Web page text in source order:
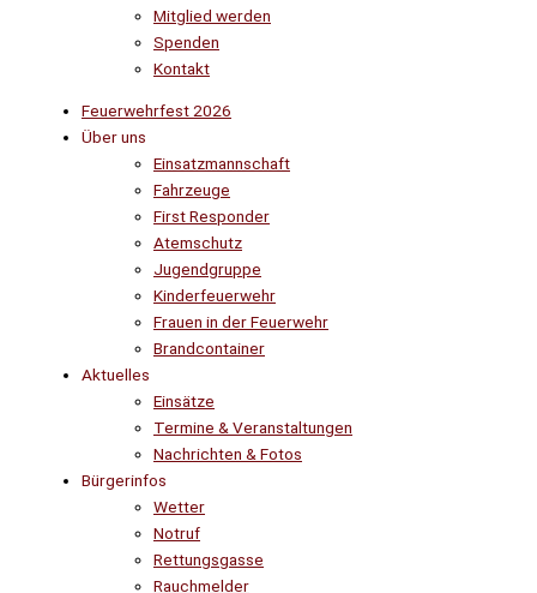
Mitglied werden
Spenden
Kontakt
Feuerwehrfest 2026
Über uns
Einsatzmannschaft
Fahrzeuge
First Responder
Atemschutz
Jugendgruppe
Kinderfeuerwehr
Frauen in der Feuerwehr
Brandcontainer
Aktuelles
Einsätze
Termine & Veranstaltungen
Nachrichten & Fotos
Bürgerinfos
Wetter
Notruf
Rettungsgasse
Rauchmelder